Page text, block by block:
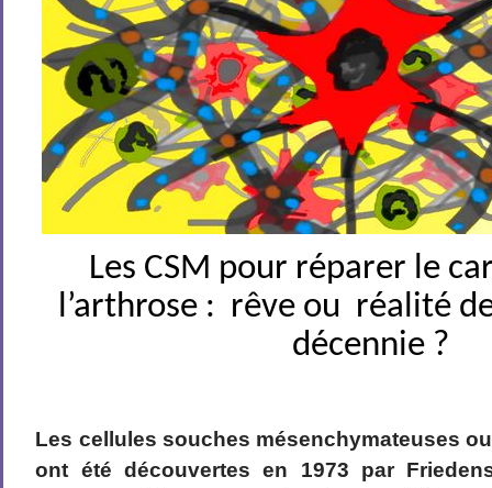
Les CSM pour réparer le
l’arthrose : rêve ou réalité
décennie ?
Les cellules souches mésenchymateuses
ont été découvertes en 1973 par